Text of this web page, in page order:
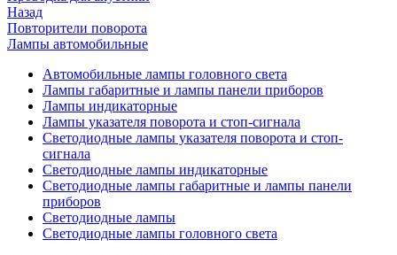
Назад
Повторители поворота
Лампы автомобильные
Автомобильные лампы головного света
Лампы габаритные и лампы панели приборов
Лампы индикаторные
Лампы указателя поворота и стоп-сигнала
Светодиодные лампы указателя поворота и стоп-
сигнала
Светодиодные лампы индикаторные
Светодиодные лампы габаритные и лампы панели
приборов
Светодиодные лампы
Светодиодные лампы головного света